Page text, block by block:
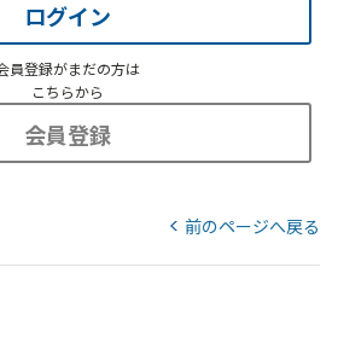
ログイン
員登録がまだの方は
こちらから
会員登録
前のページへ戻る